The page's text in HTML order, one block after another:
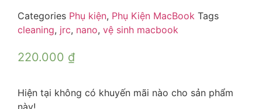
Categories Phụ kiện, Phụ Kiện MacBook Tags
cleaning, jrc, nano, vệ sinh macbook
220.000 ₫
Hiện tại không có khuyến mãi nào cho sản phẩm
này!